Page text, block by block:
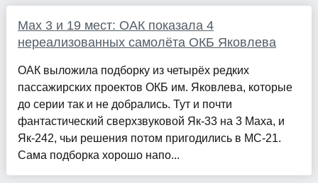
Мах 3 и 19 мест: ОАК показала 4
нереализованных самолёта ОКБ Яковлева
ОАК выложила подборку из четырёх редких
пассажирских проектов ОКБ им. Яковлева, которые
до серии так и не добрались. Тут и почти
фантастический сверхзвуковой Як-33 на 3 Маха, и
Як-242, чьи решения потом пригодились в МС-21.
Сама подборка хорошо напо...